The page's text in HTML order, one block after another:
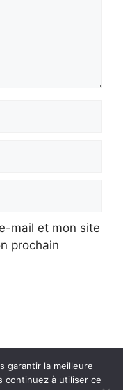
mail et mon site
prochain
garantir la meilleure
continuez à utiliser ce